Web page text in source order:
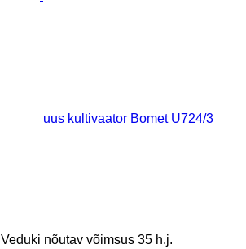
uus kultivaator Bomet U724/3
Veduki nõutav võimsus 35 h.j.